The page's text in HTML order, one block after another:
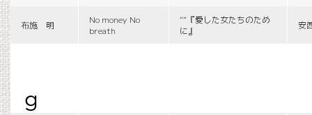
布施 明
No money No
breath
““『愛した女たちのため
に』
安
g